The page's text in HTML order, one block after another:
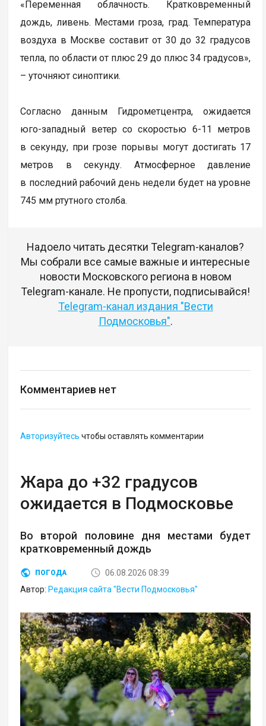
«Переменная облачность. Кратковременный
дождь, ливень. Местами гроза, град. Температура
воздуха в Москве составит от 30 до 32 градусов
тепла, по области от плюс 29 до плюс 34 градусов»,
– уточняют синоптики.
Согласно данным Гидрометцентра, ожидается
юго-западный ветер со скоростью 6-11 метров
в секунду, при грозе порывы могут достигать 17
метров в секунду. Атмосферное давление
в последний рабочий день недели будет на уровне
745 мм ртутного столба.
Надоело читать десятки Telegram-каналов?
Мы собрали все самые важные и интересные
новости Московского региона в новом
Telegram-канале. Не пропусти, подписывайся!
Telegram-канал издания "Вести
Подмосковья".
Комментариев нет
Авторизуйтесь чтобы оставлять комментарии
Жара до +32 градусов
ожидается в Подмосковье
Во второй половине дня местами будет
кратковременный дождь
ПОГОДА
06.08.2026 08:39
Автор: Редакция сайта "Вести Подмосковья"